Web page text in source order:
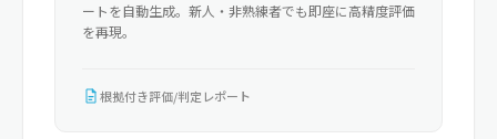
ートを自動生成。新人・非熟練者でも即座に高精度評価
を再現。
根拠付き評価/判定レポート